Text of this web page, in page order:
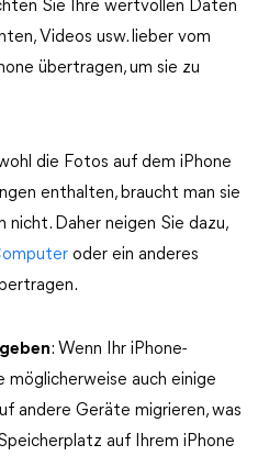
Sie Ihre wertvollen Daten
Videos usw. lieber vom
übertragen, um sie zu
die Fotos auf dem iPhone
enthalten, braucht man sie
nicht. Daher neigen Sie dazu,
oder ein anderes
: Wenn Ihr iPhone-
möglicherweise auch einige
andere Geräte migrieren, was
auf Ihrem iPhone